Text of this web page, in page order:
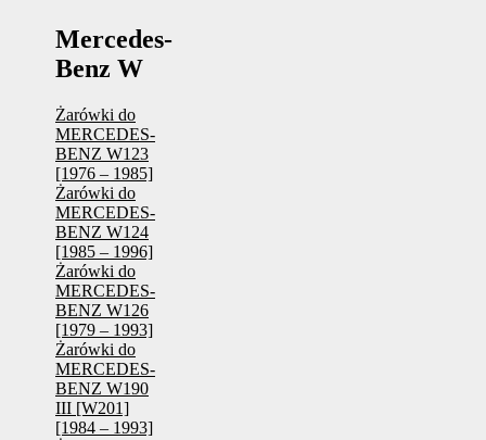
Mercedes-
Benz W
Żarówki do
MERCEDES-
BENZ W123
[1976 – 1985]
Żarówki do
MERCEDES-
BENZ W124
[1985 – 1996]
Żarówki do
MERCEDES-
BENZ W126
[1979 – 1993]
Żarówki do
MERCEDES-
BENZ W190
III [W201]
[1984 – 1993]